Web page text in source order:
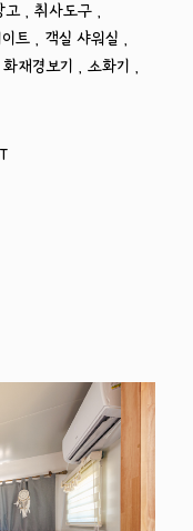
, 취사도구 ,
트 , 객실 샤워실 ,
재경보기 , 소화기 ,